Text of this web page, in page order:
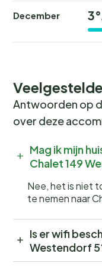
December 3°
Antwoorden op
over deze
Mag ik mijn
Chalet 149
Nee, het is niet
te nemen naar
Is er wifi
Westendorf